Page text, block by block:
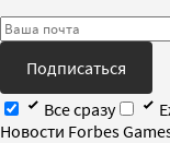
Подписаться
Все сразу
Новости Forbes